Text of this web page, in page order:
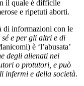
il quale è difficile
e ripetuti aborti.
di informazioni con le
e per gli altri e di
è ‘l’abusata’
degli alienati nei
o protutori, e può
infermi e della società.